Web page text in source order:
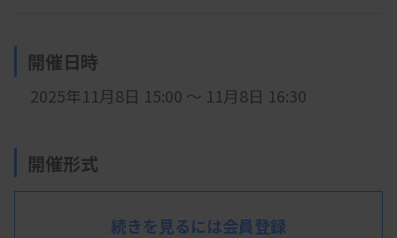
開催日時
2025年11月8日 15:00 ～ 11月8日 16:30
開催形式
現地開催
続きを見るには会員登録